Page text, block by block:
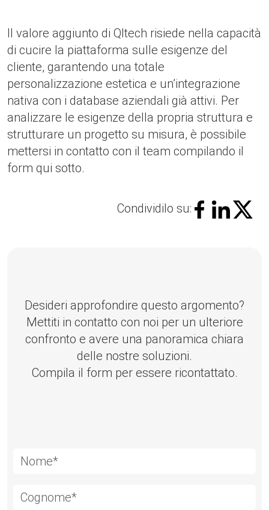
Il valore aggiunto di Qltech risiede nella capacità
di cucire la piattaforma sulle esigenze del
cliente, garantendo una totale
personalizzazione estetica e un’integrazione
nativa con i database aziendali già attivi. Per
analizzare le esigenze della propria struttura e
strutturare un progetto su misura, è possibile
mettersi in contatto con il team compilando il
form qui sotto.
Condividilo su:
Desideri approfondire questo argomento?
Mettiti in contatto con noi per un ulteriore
confronto e avere una panoramica chiara
delle nostre soluzioni.
Compila il form per essere ricontattato.